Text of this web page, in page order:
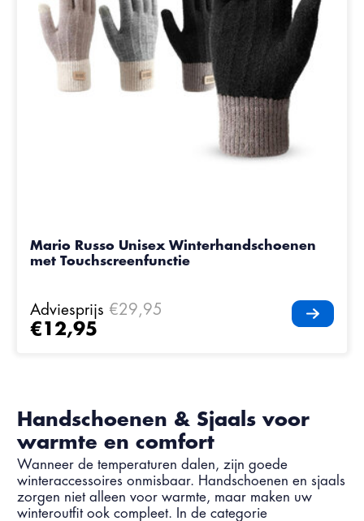
Mario Russo Unisex Winterhandschoenen
met Touchscreenfunctie
Adviesprijs €29,95
€12,95
Handschoenen & Sjaals voor
warmte en comfort
Wanneer de temperaturen dalen, zijn goede
winteraccessoires onmisbaar. Handschoenen en sjaals
zorgen niet alleen voor warmte, maar maken uw
winteroutfit ook compleet. In de categorie